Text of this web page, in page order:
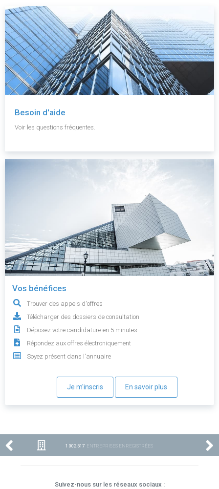
Besoin d'aide
Voir les questions fréquentes.
Vos bénéfices
Trouver des appels d'offres
Télécharger des dossiers de consultation
Déposez votre candidature en 5 minutes
Répondez aux offres électroniquement
Soyez présent dans l'annuaire
Je m'inscris En savoir plus
1 002 517 ENTREPRISES ENREGISTRÉES
Suivez-nous sur les réseaux sociaux :